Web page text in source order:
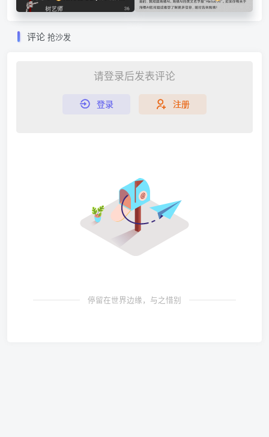
程) 🔥v9.6.0
~最牛AI上线~吊打deep
评论 抢沙发
请登录后发表评论
登录 注册
停留在世界边缘，与之惜别